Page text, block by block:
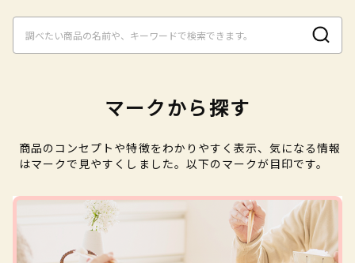
マークから探す
商品のコンセプトや特徴をわかりやすく表示、気になる情報
はマークで見やすくしました。以下のマークが目印です。